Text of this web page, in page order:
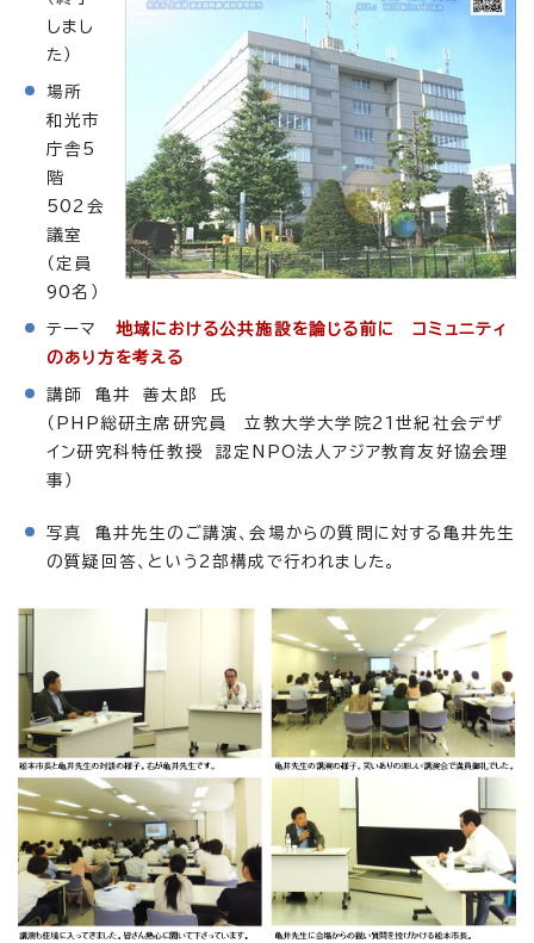
しまし
た）
場所
和光市
庁舎5
階
502会
議室
（定員
90名）
テーマ 地域における公共施設を論じる前に コミュニティ
のあり方を考える
講師 亀井 善太郎 氏
（PHP総研主席研究員 立教大学大学院21世紀社会デザ
イン研究科特任教授 認定NPO法人アジア教育友好協会理
事）
写真 亀井先生のご講演、会場からの質問に対する亀井先生
の質疑回答、という2部構成で行われました。